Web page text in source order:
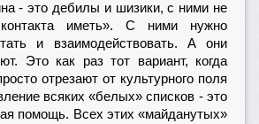
- это дебилы и шизики, с ними не
контакта иметь». С ними нужно
и взаимодействовать. А они
Это как раз тот вариант, когда
отрезают от культурного поля
всяких «белых» списков - это
помощь. Всех этих «майданутых»